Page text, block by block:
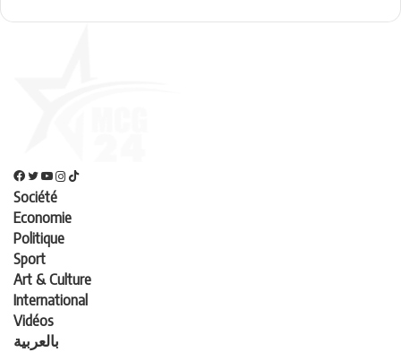
Société
Economie
Politique
Sport
Art & Culture
International
Vidéos
بالعربية